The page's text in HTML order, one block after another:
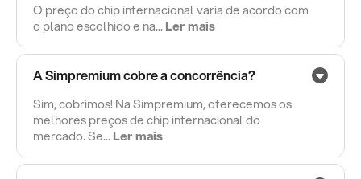
O preço do chip internacional varia de acordo com
o plano escolhido e na...Ler mais
A Simpremium cobre a concorrência?
Sim, cobrimos! Na Simpremium, oferecemos os
melhores preços de chip internacional do
mercado. Se...Ler mais